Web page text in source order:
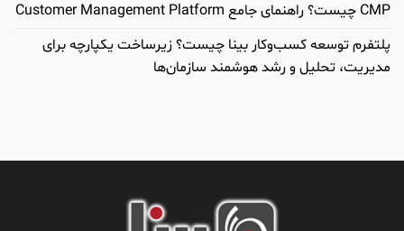
CMP چیست؟ راهنمای جامع Customer Management Platform
پلتفرم توسعه کسب‌وکار بینا چیست؟ زیرساخت یکپارچه برای
مدیریت، تحلیل و رشد هوشمند سازمان‌ها